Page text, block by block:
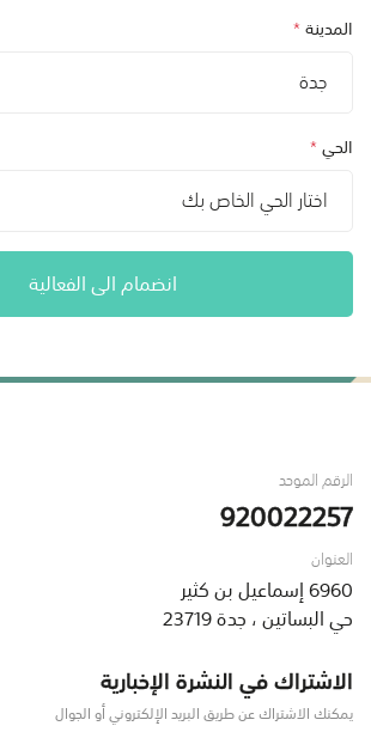
المدينة*
جدة
الحي*
اختار الحي الخاص بك
انضمام الى الفعالية
الرقم الموحد
920022257
العنوان
6960 إسماعيل بن كثير
حي البساتين ، جدة 23719
الاشتراك في النشرة الإخبارية
يمكنك الاشتراك عن طريق البريد الإلكتروني أو الجوال